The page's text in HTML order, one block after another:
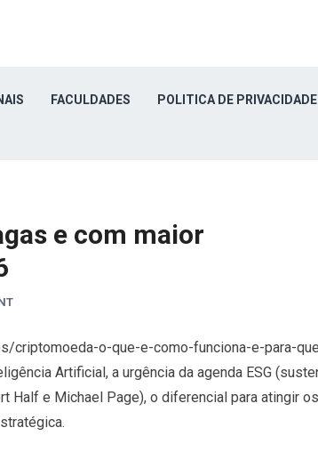
FACULDADES POLITICA DE PRIVACIDADE
e com maior
criptomoeda-o-que-e-como-funciona-e-para-
Artificial, a urgência da agenda ESG
e Michael Page), o diferencial para atingir